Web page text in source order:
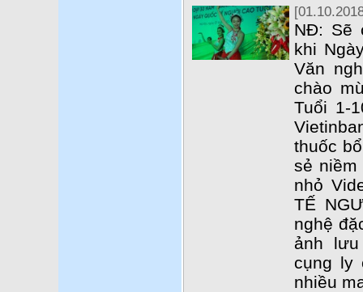
NĐ: Sẽ
khi
Văn
chào
Tuổi 1-
thuốc
sẻ
nhỏ
TẾ
nghệ
ảnh
cụng ly
nhiều